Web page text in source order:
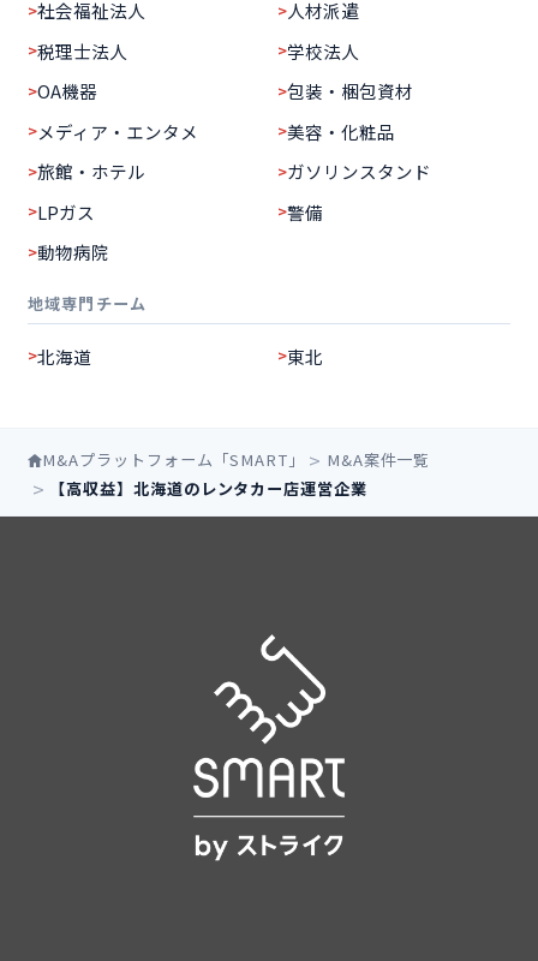
社会福祉法人
人材派遣
税理士法人
学校法人
OA機器
包装・梱包資材
メディア・エンタメ
美容・化粧品
旅館・ホテル
ガソリンスタンド
LPガス
警備
動物病院
地域専門チーム
北海道 東北
M&Aプラットフォーム「SMART」
M&A案件一覧
【高収益】北海道のレンタカー店運営企業